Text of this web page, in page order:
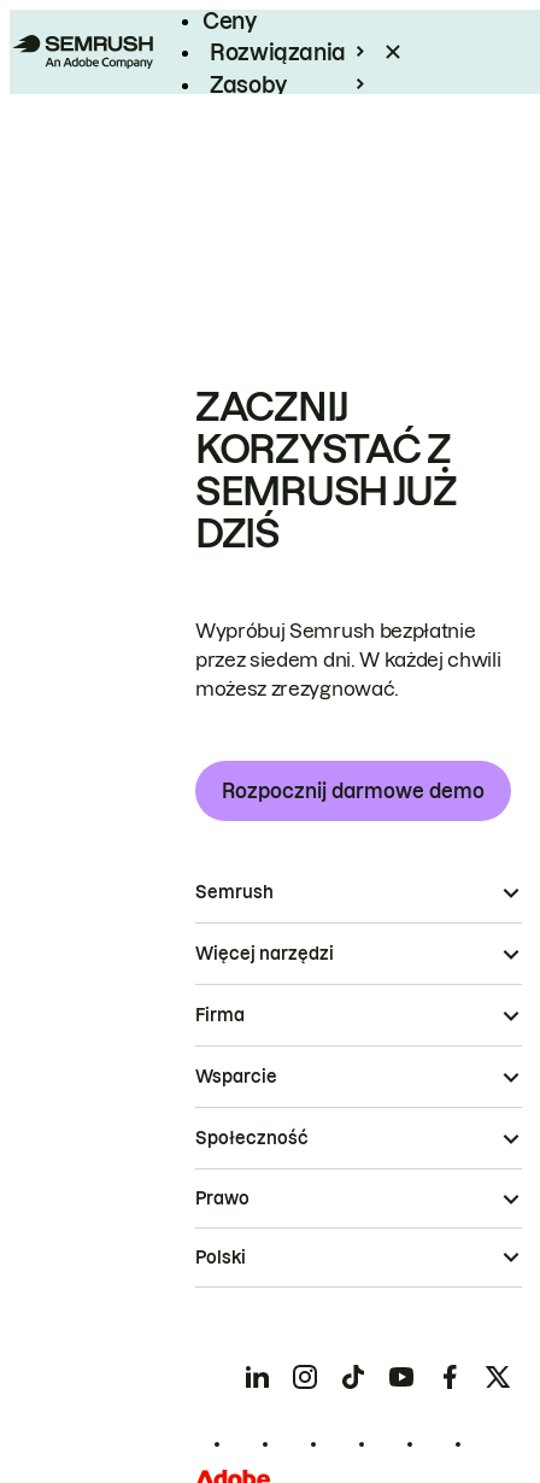
Ceny
Rozwiązania
Zasoby
ZACZNIJ
KORZYSTAĆ Z
SEMRUSH JUŻ
DZIŚ
Wypróbuj Semrush bezpłatnie
przez siedem dni. W każdej chwili
możesz zrezygnować.
Rozpocznij darmowe demo
Semrush
Więcej narzędzi
Firma
Wsparcie
Społeczność
Prawo
Polski